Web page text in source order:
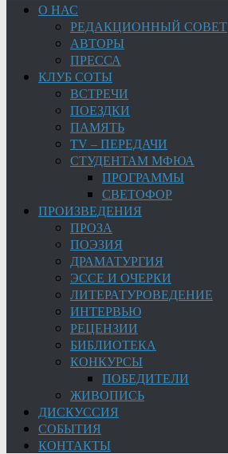
О НАС
РЕДАКЦИОННЫЙ СОВЕТ
АВТОРЫ
ПРЕССА
КЛУБ СОТЫ
ВСТРЕЧИ
ПОЕЗДКИ
ПАМЯТЬ
TV – ПЕРЕДАЧИ
СТУДЕНТАМ МФЮА
ПРОГРАММЫ
СВЕТОФОР
ПРОИЗВЕДЕНИЯ
ПРОЗА
ПОЭЗИЯ
ДРАМАТУРГИЯ
ЭССЕ И ОЧЕРКИ
ЛИТЕРАТУРОВЕДЕНИЕ
ИНТЕРВЬЮ
РЕЦЕНЗИИ
БИБЛИОТЕКА
КОНКУРСЫ
ПОБЕДИТЕЛИ
ЖИВОПИСЬ
ДИСКУССИЯ
СОБЫТИЯ
КОНТАКТЫ